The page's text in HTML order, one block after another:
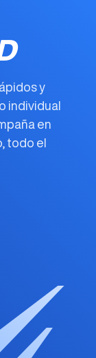
y
individual
en
todo el